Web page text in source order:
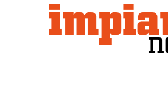
ATTUALITÀ PRODOTTI
PROFESSIONE